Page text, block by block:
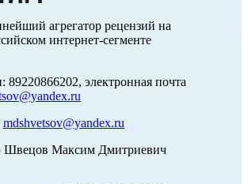
агрегатор рецензий на
интернет-сегменте
89220866202, электронная почта
mdshvetsov@yandex.ru
Швецов Максим Дмитриевич